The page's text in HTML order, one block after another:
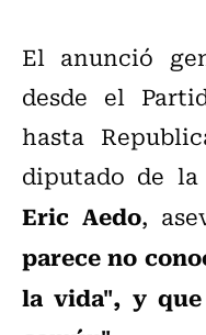
El anunció
desde el
hasta
diputado de la
Eric Aedo,
parece no
la vida", y